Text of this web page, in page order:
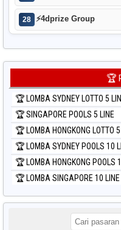
28 ⚡4dprize Group
🏆
🏆 LOMBA SYDNEY LOTTO 5
🏆 SINGAPORE POOLS 5 LINE
🏆 LOMBA HONGKONG LOTTO
🏆 LOMBA SYDNEY POOLS 10
🏆 LOMBA HONGKONG POOLS
🏆 LOMBA SINGAPORE 10 LINE